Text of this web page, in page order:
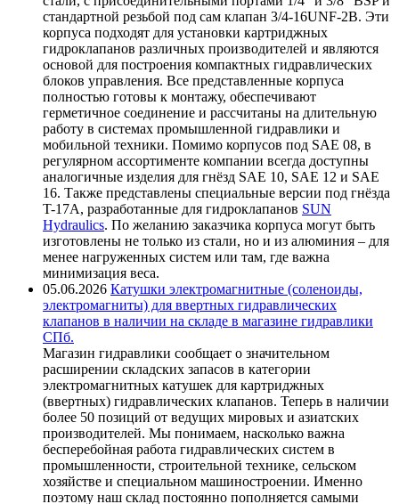
стандартной резьбой под сам клапан 3/4-16UNF-2B. Эти
корпуса подходят для установки картриджных
гидроклапанов различных производителей и являются
основой для построения компактных гидравлических
блоков управления. Все представленные корпуса
полностью готовы к монтажу, обеспечивают
герметичное соединение и рассчитаны на длительную
работу в системах промышленной гидравлики и
мобильной техники. Помимо корпусов под SAE 08, в
регулярном ассортименте компании всегда доступны
аналогичные изделия для гнёзд SAE 10, SAE 12 и SAE
16. Также представлены специальные версии под гнёзда
T-17A, разработанные для гидроклапанов SUN
Hydraulics. По желанию заказчика корпуса могут быть
изготовлены не только из стали, но и из алюминия – для
менее нагруженных систем или там, где важна
минимизация веса.
05.06.2026 Катушки электромагнитные (соленоиды,
электромагниты) для ввертных гидравлических
клапанов в наличии на складе в магазине гидравлики
СПб.
Магазин гидравлики сообщает о значительном
расширении складских запасов в категории
электромагнитных катушек для картриджных
(ввертных) гидравлических клапанов. Теперь в наличии
более 50 позиций от ведущих мировых и азиатских
производителей. Мы понимаем, насколько важна
бесперебойная работа гидравлических систем в
промышленности, строительной технике, сельском
хозяйстве и специальном машиностроении. Именно
поэтому наш склад постоянно пополняется самыми